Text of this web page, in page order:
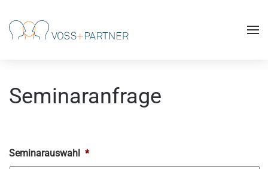
Skip to main content
Seminaranfrage
Seminarauswahl *